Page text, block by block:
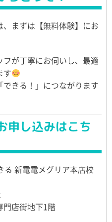
まずは【無料体験】にお
が丁寧にお伺いし、最適
す
きる！」につながります
申し込みはこち
る 新電電メグリア本店校
店街地下1階